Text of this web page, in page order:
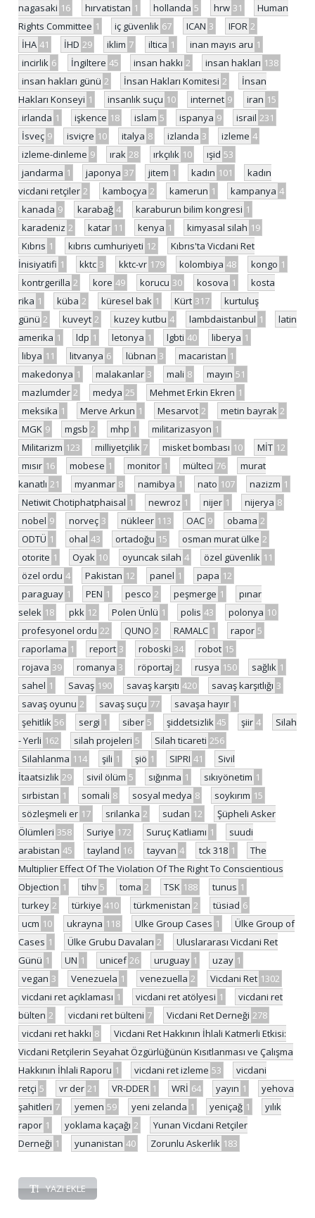
nagasaki 16 hırvatistan 1 hollanda 5 hrw 31
Human
Rights Committee 1 iç güvenlik 67 ICAN 3 IFOR 2
İHA 41 İHD 29 iklim 7 iltica 1 inan mayıs aru 1
incirlik 6 İngiltere 45 insan hakkı 2 insan hakları 138
insan hakları günü 2 İnsan Hakları Komitesi 2
İnsan
Hakları Konseyi 1 insanlık suçu 10 internet 9 iran 15
irlanda 1 işkence 18 islam 5 ispanya 9 israil 231
İsveç 9 isviçre 10 italya 8 izlanda 3 izleme 4
izleme-dinleme 9 ırak 28 ırkçılık 10 ışid 53
jandarma 1 japonya 37 jitem 1 kadın 101
kadın
vicdani retçiler 2 kamboçya 2 kamerun 1 kampanya 4
kanada 9 karabağ 4 karaburun bilim kongresi 1
karadeniz 2 katar 11 kenya 1 kimyasal silah 19
Kıbrıs 1 kıbrıs cumhuriyeti 12
Kıbrıs'ta Vicdani Ret
İnisiyatifi 1 kktc 3 kktc-vr 179 kolombiya 48 kongo 1
kontrgerilla 2 kore 49 korucu 30 kosova 1
kosta
rika 1 küba 2 küresel bak 1 Kürt 317
kurtuluş
günü 2 kuveyt 2 kuzey kutbu 4 lambdaistanbul 1
latin
amerika 1 ldp 1 letonya 1 lgbti 40 liberya 1
libya 11 litvanya 6 lübnan 3 macaristan 1
makedonya 1 malakanlar 3 mali 8 mayın 51
mazlumder 2 medya 25 Mehmet Erkin Ekren 1
meksika 1 Merve Arkun 1 Mesarvot 2 metin bayrak 2
MGK 9 mgsb 2 mhp 1 militarizasyon 1
Militarizm 123 milliyetçilik 7 misket bombası 10 MİT 12
mısır 16 mobese 1 monitor 1 mülteci 76
murat
kanatlı 21 myanmar 8 namibya 1 nato 107 nazizm 1
Netiwit Chotiphatphaisal 1 newroz 1 nijer 1 nijerya 8
nobel 9 norveç 3 nükleer 113 OAC 9 obama 2
ODTÜ 1 ohal 43 ortadoğu 15 osman murat ülke 2
otorite 1 Oyak 10 oyuncak silah 4 özel güvenlik 11
özel ordu 4 Pakistan 12 panel 1 papa 12
paraguay 1 PEN 1 pesco 2 peşmerge 1
pınar
selek 18 pkk 12 Polen Ünlü 1 polis 43 polonya 10
profesyonel ordu 22 QUNO 2 RAMALC 1 rapor 5
raporlama 1 report 3 roboski 34 robot 15
rojava 39 romanya 3 röportaj 2 rusya 150 sağlık 1
sahel 1 Savaş 190 savaş karşıtı 420 savaş karşıtlığı 3
savaş oyunu 2 savaş suçu 77 savaşa hayır 1
şehitlik 56 sergi 1 siber 5 şiddetsizlik 45 şiir 4
Silah
- Yerli 162 silah projeleri 5 Silah ticareti 256
Silahlanma 114 şili 1 şiö 1 SIPRI 41
Sivil
İtaatsizlik 29 sivil ölüm 5 sığınma 1 sıkıyönetim 1
sırbistan 1 somali 8 sosyal medya 8 soykırım 15
sözleşmeli er 17 srilanka 2 sudan 12
Şüpheli Asker
Ölümleri 358 Suriye 172 Suruç Katliamı 1
suudi
arabistan 45 tayland 16 tayvan 4 tck 318 1
The
Multiplier Effect Of The Violation Of The Right To Conscientious
Objection 1 tihv 5 toma 2 TSK 188 tunus 1
turkey 2 türkiye 410 türkmenistan 2 tüsiad 6
ucm 10 ukrayna 118 Ulke Group Cases 1
Ülke Group of
Cases 1 Ülke Grubu Davaları 2
Uluslararası Vicdani Ret
Günü 1 UN 1 unicef 26 uruguay 1 uzay 1
vegan 3 Venezuela 1 venezuella 2 Vicdani Ret 1302
vicdani ret açıklaması 1 vicdani ret atölyesi 1
vicdani ret
bülten 2 vicdani ret bülteni 7 Vicdani Ret Derneği 278
vicdani ret hakkı 8
Vicdani Ret Hakkının İhlali Katmerli Etkisi:
Vicdani Retçilerin Seyahat Özgürlüğünün Kısıtlanması ve Çalışma
Hakkının İhlali Raporu 1 vicdani ret izleme 53
vicdani
retçi 5 vr der 21 VR-DDER 1 WRİ 64 yayın 1
yehova
şahitleri 7 yemen 59 yeni zelanda 1 yeniçağ 1
yılık
rapor 1 yoklama kaçağı 2
Yunan Vicdani Retçiler
Derneği 1 yunanistan 40 Zorunlu Askerlik 183
YAZI EKLE